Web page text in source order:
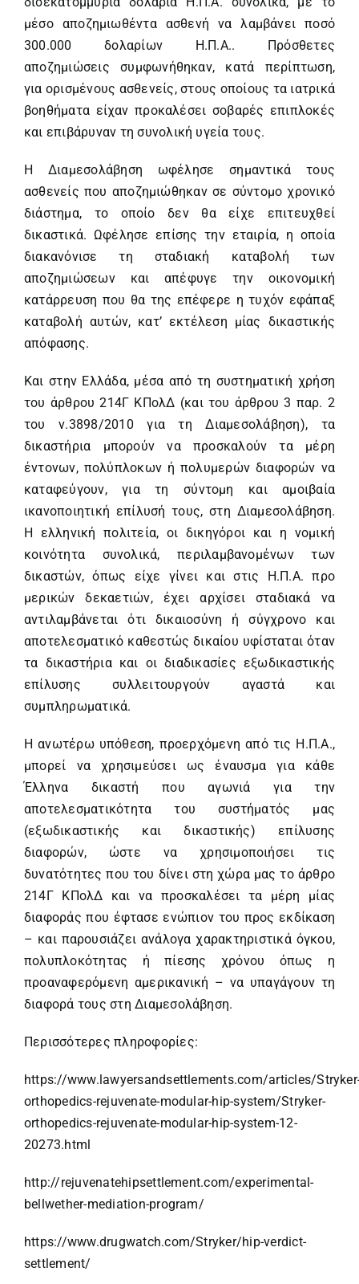
μέσο αποζημιωθέντα ασθενή να λαμβάνει ποσό
300.000 δολαρίων Η.Π.Α.. Πρόσθετες
αποζημιώσεις συμφωνήθηκαν, κατά περίπτωση,
για ορισμένους ασθενείς, στους οποίους τα ιατρικά
βοηθήματα είχαν προκαλέσει σοβαρές επιπλοκές
και επιβάρυναν τη συνολική υγεία τους.
Η Διαμεσολάβηση ωφέλησε σημαντικά τους
ασθενείς που αποζημιώθηκαν σε σύντομο χρονικό
διάστημα, το οποίο δεν θα είχε επιτευχθεί
δικαστικά. Ωφέλησε επίσης την εταιρία, η οποία
διακανόνισε τη σταδιακή καταβολή των
αποζημιώσεων και απέφυγε την οικονομική
κατάρρευση που θα της επέφερε η τυχόν εφάπαξ
καταβολή αυτών, κατ’ εκτέλεση μίας δικαστικής
απόφασης.
Και στην Ελλάδα, μέσα από τη συστηματική χρήση
του άρθρου 214Γ ΚΠολΔ (και του άρθρου 3 παρ. 2
του ν.3898/2010 για τη Διαμεσολάβηση), τα
δικαστήρια μπορούν να προσκαλούν τα μέρη
έντονων, πολύπλοκων ή πολυμερών διαφορών να
καταφεύγουν, για τη σύντομη και αμοιβαία
ικανοποιητική επίλυσή τους, στη Διαμεσολάβηση.
Η ελληνική πολιτεία, οι δικηγόροι και η νομική
κοινότητα συνολικά, περιλαμβανομένων των
δικαστών, όπως είχε γίνει και στις Η.Π.Α. προ
μερικών δεκαετιών, έχει αρχίσει σταδιακά να
αντιλαμβάνεται ότι δικαιοσύνη ή σύγχρονο και
αποτελεσματικό καθεστώς δικαίου υφίσταται όταν
τα δικαστήρια και οι διαδικασίες εξωδικαστικής
επίλυσης συλλειτουργούν αγαστά και
συμπληρωματικά.
Η ανωτέρω υπόθεση, προερχόμενη από τις Η.Π.Α.,
μπορεί να χρησιμεύσει ως έναυσμα για κάθε
Έλληνα δικαστή που αγωνιά για την
αποτελεσματικότητα του συστήματός μας
(εξωδικαστικής και δικαστικής) επίλυσης
διαφορών, ώστε να χρησιμοποιήσει τις
δυνατότητες που του δίνει στη χώρα μας το άρθρο
214Γ ΚΠολΔ και να προσκαλέσει τα μέρη μίας
διαφοράς που έφτασε ενώπιον του προς εκδίκαση
– και παρουσιάζει ανάλογα χαρακτηριστικά όγκου,
πολυπλοκότητας ή πίεσης χρόνου όπως η
προαναφερόμενη αμερικανική – να υπαγάγουν τη
διαφορά τους στη Διαμεσολάβηση.
Περισσότερες πληροφορίες:
https://www.lawyersandsettlements.com/articles/
orthopedics-rejuvenate-modular-hip-system/Stryker-
orthopedics-rejuvenate-modular-hip-system-12-
20273.html
http://rejuvenatehipsettlement.com/experimental-
bellwether-mediation-program/
https://www.drugwatch.com/Stryker/hip-verdict-
settlement/